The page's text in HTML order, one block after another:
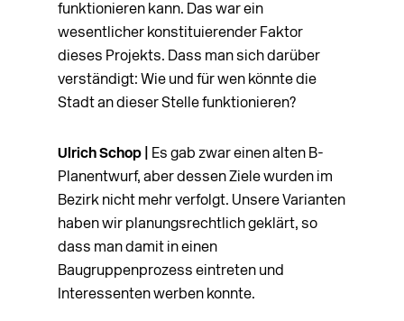
funktionieren kann. Das war ein
wesentlicher konstituierender Faktor
dieses Projekts. Dass man sich darüber
verständigt: Wie und für wen könnte die
Stadt an dieser Stelle funktionieren?
Ulrich Schop |
Es gab zwar einen alten B-
Planentwurf, aber dessen Ziele wurden im
Bezirk nicht mehr verfolgt. Unsere Varianten
haben wir planungsrechtlich geklärt, so
dass man damit in einen
Baugruppenprozess eintreten und
Interessenten werben konnte.